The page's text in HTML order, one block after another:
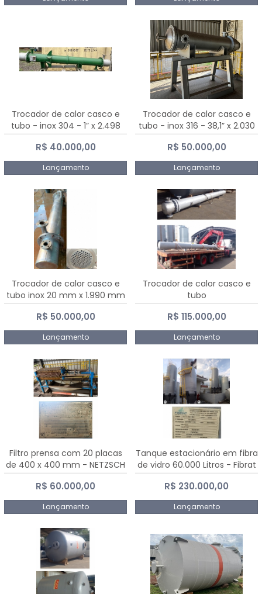
Trocador de calor casco e
tubo - inox 304 - 1” x 2.498
mm
R$ 40.000,00
Lançamento
Trocador de calor casco e
tubo - inox 316 - 38,1” x 2.030
mm
R$ 50.000,00
Lançamento
Trocador de calor casco e
tubo inox 20 mm x 1.990 mm
R$ 50.000,00
Lançamento
Trocador de calor casco e
tubo
R$ 115.000,00
Lançamento
Filtro prensa com 20 placas
de 400 x 400 mm - NETZSCH
R$ 60.000,00
Lançamento
Tanque estacionário em fibra
de vidro 60.000 Litros - Fibrat
R$ 230.000,00
Lançamento